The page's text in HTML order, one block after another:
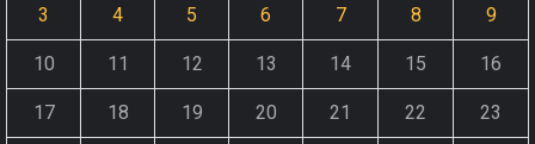
3 4 5 6 7 8 9
10 11 12 13 14 15 16
17 18 19 20 21 22 23